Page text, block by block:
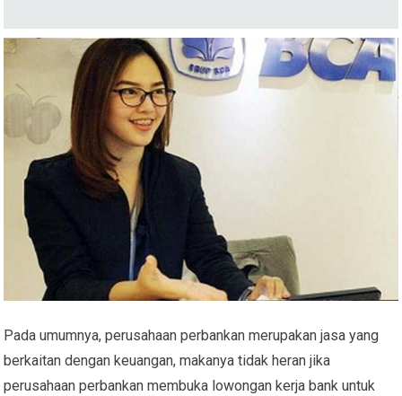
Pada umumnya, perusahaan perbankan merupakan jasa yang
berkaitan dengan keuangan, makanya tidak heran jika
perusahaan perbankan membuka lowongan kerja bank untuk